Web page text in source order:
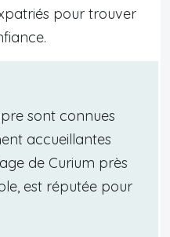
pour trouver
sont connues
accueillantes
de Curium près
est réputée pour